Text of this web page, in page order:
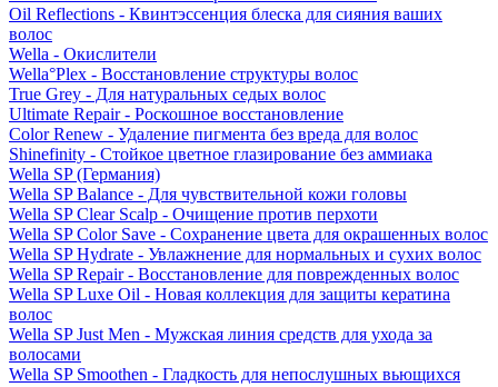
Oil Reflections - Квинтэссенция блеска для сияния ваших
волос
Wella - Окислители
Wella°Plex - Восстановление структуры волос
True Grey - Для натуральных седых волос
Ultimate Repair - Роскошное восстановление
Color Renew - Удаление пигмента без вреда для волос
Shinefinity - Стойкое цветное глазирование без аммиака
Wella SP (Германия)
Wella SP Balance - Для чувствительной кожи головы
Wella SP Clear Scalp - Очищение против перхоти
Wella SP Color Save - Сохранение цвета для окрашенных волос
Wella SP Hydrate - Увлажнение для нормальных и сухих волос
Wella SP Repair - Восстановление для поврежденных волос
Wella SP Luxe Oil - Новая коллекция для защиты кератина
волос
Wella SP Just Men - Мужская линия средств для ухода за
волосами
Wella SP Smoothen - Гладкость для непослушных вьющихся